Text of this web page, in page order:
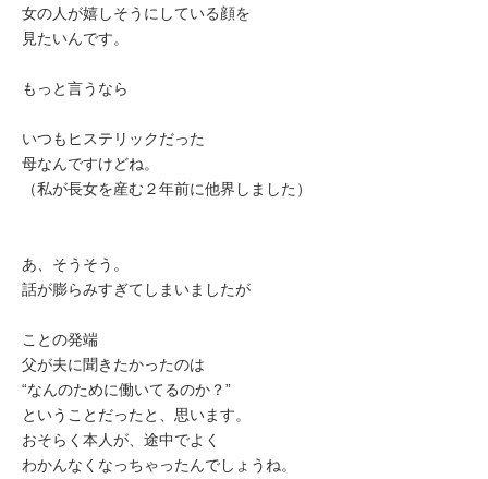
女の人が嬉しそうにしている顔を
見たいんです。
もっと言うなら
いつもヒステリックだった
母なんですけどね。
（私が長女を産む２年前に他界しました）
あ、そうそう。
話が膨らみすぎてしまいましたが
ことの発端
父が夫に聞きたかったのは
“なんのために働いてるのか？”
ということだったと、思います。
おそらく本人が、途中でよく
わかんなくなっちゃったんでしょうね。